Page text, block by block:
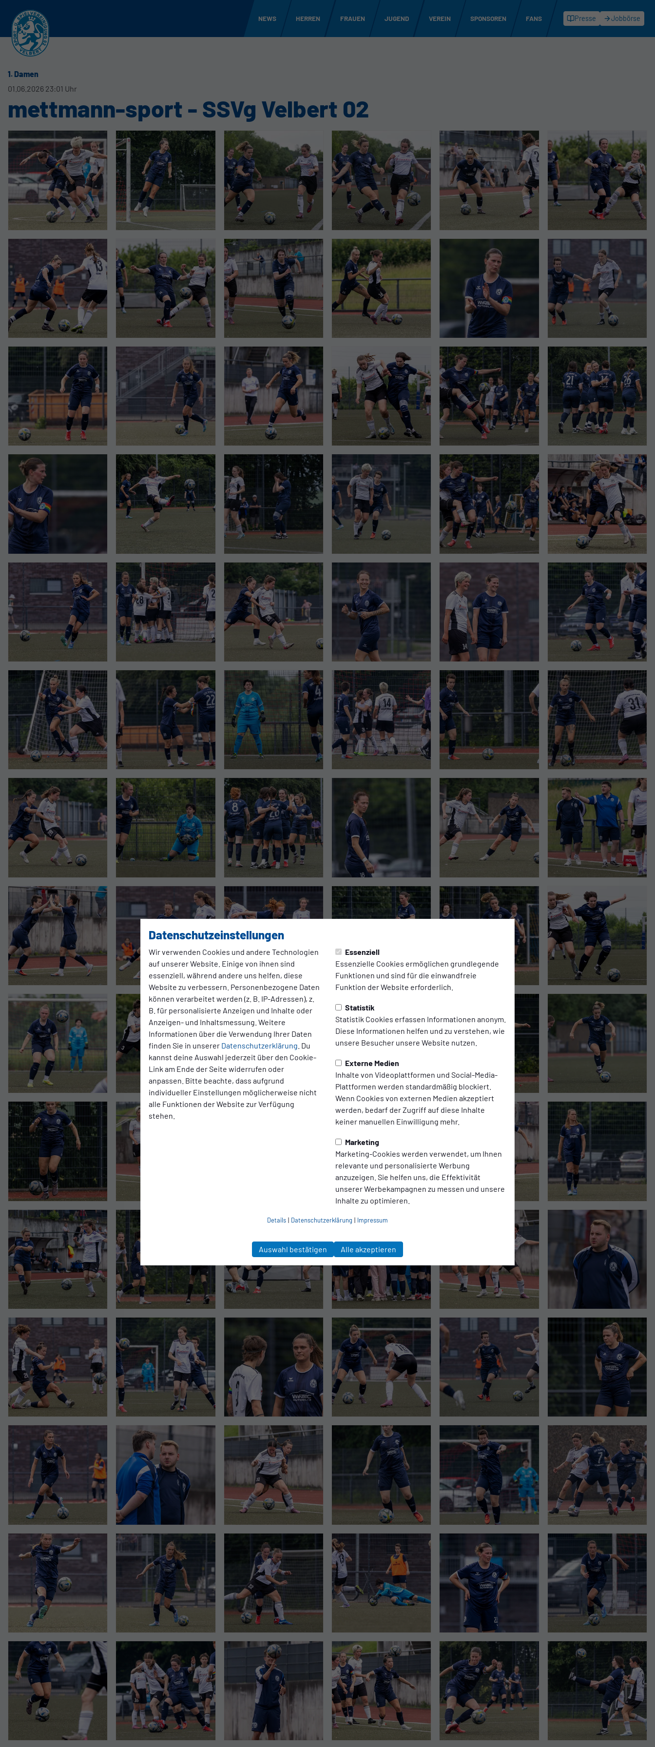
Datenschutzeinstellungen
Wir verwenden Cookies und andere Technologien
auf unserer Website. Einige von ihnen sind
essenziell, während andere uns helfen, diese
Website zu verbessern. Personenbezogene Daten
können verarbeitet werden (z. B. IP-Adressen), z.
B. für personalisierte Anzeigen und Inhalte oder
Anzeigen- und Inhaltsmessung. Weitere
Informationen über die Verwendung Ihrer Daten
finden Sie in unserer Datenschutzerklärung . Du
kannst deine Auswahl jederzeit über den Cookie-
Link am Ende der Seite widerrufen oder
anpassen. Bitte beachte, dass aufgrund
individueller Einstellungen möglicherweise nicht
alle Funktionen der Website zur Verfügung
stehen.
Essenziell
Essenzielle Cookies ermöglichen grundlegende
Funktionen und sind für die einwandfreie
Funktion der Website erforderlich.
Statistik
Statistik Cookies erfassen Informationen anonym.
Diese Informationen helfen und zu verstehen, wie
unsere Besucher unsere Website nutzen.
Externe Medien
Inhalte von Videoplattformen und Social-Media-
Plattformen werden standardmäßig blockiert.
Wenn Cookies von externen Medien akzeptiert
werden, bedarf der Zugriff auf diese Inhalte
keiner manuellen Einwilligung mehr.
Marketing
Marketing-Cookies werden verwendet, um Ihnen
relevante und personalisierte Werbung
anzuzeigen. Sie helfen uns, die Effektivität
unserer Werbekampagnen zu messen und unsere
Inhalte zu optimieren.
Details | Datenschutzerklärung | Impressum
Auswahl bestätigen Alle akzeptieren
NEWS HERREN FRAUEN JUGEND VEREIN SPONSOREN FANS Presse Jobbörse
1. Damen
01.06.2026 23:01 Uhr
mettmann-sport - SSVg Velbert 02